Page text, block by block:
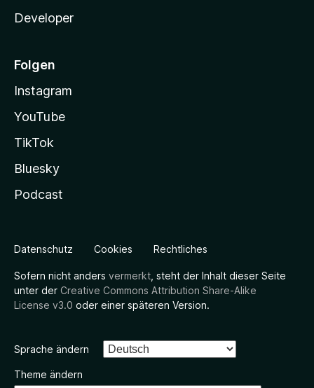
Developer
Folgen
Instagram
YouTube
TikTok
Bluesky
Podcast
Datenschutz Cookies Rechtliches
Sofern nicht anders vermerkt , steht der Inhalt dieser Seite
unter der Creative Commons Attribution Share-Alike
License v3.0 oder einer späteren Version.
Sprache ändern
Theme ändern